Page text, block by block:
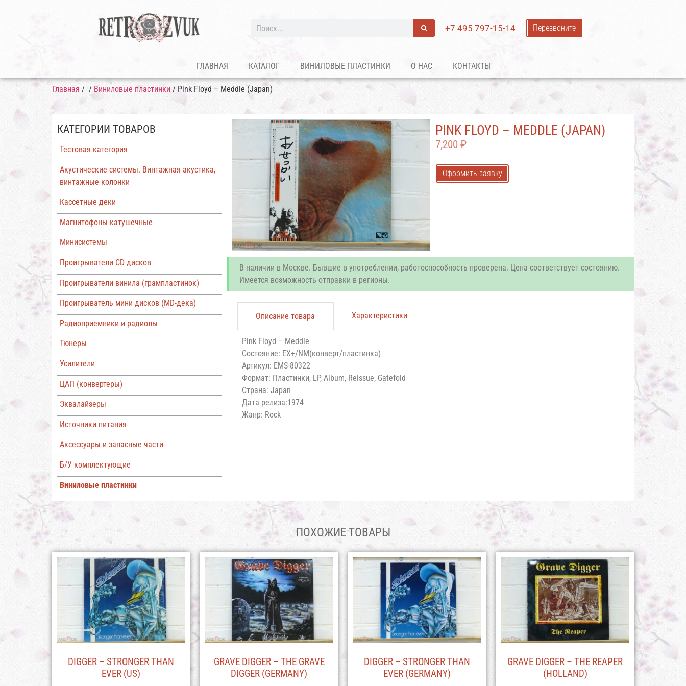
+7 495 797-15-14 Перезвоните
ГЛАВНАЯ КАТАЛОГ ВИНИЛОВЫЕ ПЛАСТИНКИ О НАС КОНТАКТЫ
Главная / / Виниловые пластинки / Pink Floyd – Meddle (Japan)
КАТЕГОРИИ ТОВАРОВ
Тестовая категория
Акустические системы. Винтажная акустика,
винтажные колонки
Кассетные деки
Магнитофоны катушечные
Минисистемы
Проигрыватели CD дисков
Проигрыватели винила (грампластинок)
Проигрыватель мини дисков (MD-дека)
Радиоприемники и радиолы
Тюнеры
Усилители
ЦАП (конвертеры)
Эквалайзеры
Источники питания
Аксессуары и запасные части
Б/У комплектующие
Виниловые пластинки
PINK FLOYD – MEDDLE (JAPAN)
7,200 ₽
Оформить заявку
В наличии в Москве. Бывшие в употреблении, работоспособность проверена. Цена соответствует состоянию.
Имеется возможность отправки в регионы.
Описание товара Характеристики
Pink Floyd – Meddle
Состояние: EX+/NM(конверт/пластинка)
Артикул: EMS-80322
Формат: Пластинки, LP, Album, Reissue, Gatefold
Страна: Japan
Дата релиза:1974
Жанр: Rock
ПОХОЖИЕ ТОВАРЫ
DIGGER – STRONGER THAN
EVER (US)
GRAVE DIGGER – THE GRAVE
DIGGER (GERMANY)
DIGGER – STRONGER THAN
EVER (GERMANY)
GRAVE DIGGER – THE REAPER
(HOLLAND)